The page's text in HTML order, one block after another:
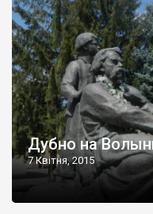
Дубно на
7 Квітня, 2015